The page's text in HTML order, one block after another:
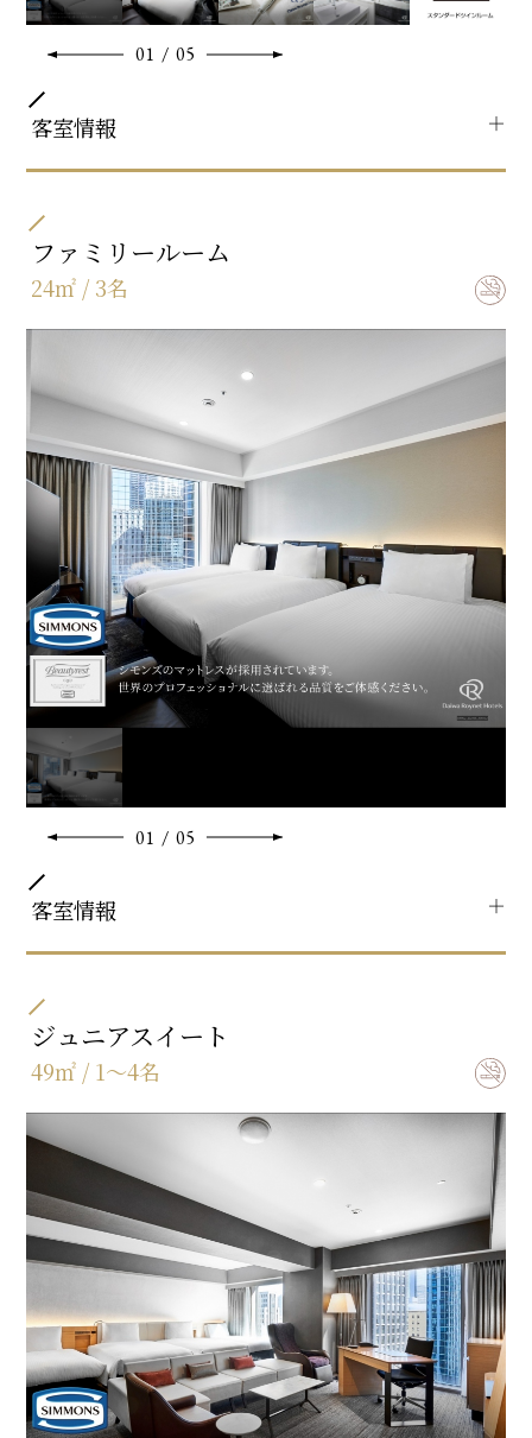
※ベビーベッド設置不可
共通客室設備・アメニティ
01 / 05
客室情報 ＋
ツイン
バスタイプ
セミセパレート(バス・トイレ別)
特徴
【ReFa美容アイテム】
・ReFa BEAUTECH DRYER PRO（ドライヤー）
MOISTモード(しっとり仕上げる)・VOLUME UPモード(ふん
わり仕上げる)・SCALPモード(頭皮用)で頭皮を守り、しっと
りツヤのある美しい髪に仕上げます。
※ベビーベッド設置不可
共通客室設備・アメニティ
ファミリールーム
24㎡ / 3名
01 / 05
客室情報 ＋
ツイン / トリプル
110㎝×195㎝×2台
エキストラベッド 92㎝×181㎝×1台
バスタイプ
セミセパレート(バス・トイレ別)
特徴
【ReFa美容アイテム】
・ReFa BEAUTECH DRYER PRO（ドライヤー）
ジュニアスイート
49㎡ / 1～4名